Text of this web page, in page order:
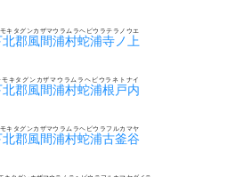
郡風間浦村蛇浦寺ノ上
キタグンカザマウラムラヘビウラテラノウエ
郡風間浦村蛇浦根戸内
キタグンカザマウラムラヘビウラネトナイ
郡風間浦村蛇浦古釜谷
キタグンカザマウラムラヘビウラフルカマヤ